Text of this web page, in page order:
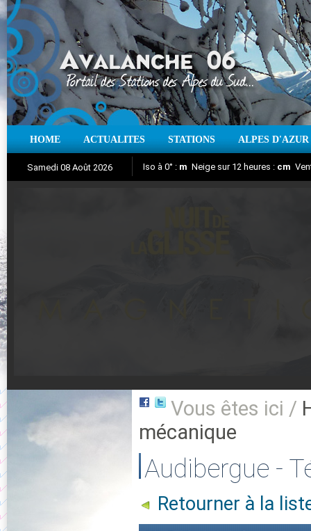
HOME ACTUALITES STATIONS ALPES D'AZUR
Samedi 08 Août 2026 Iso à 0° : m Neige sur 12 heures : cm
Vous êtes ici /
mécanique
Audibergue -
Retourner à la